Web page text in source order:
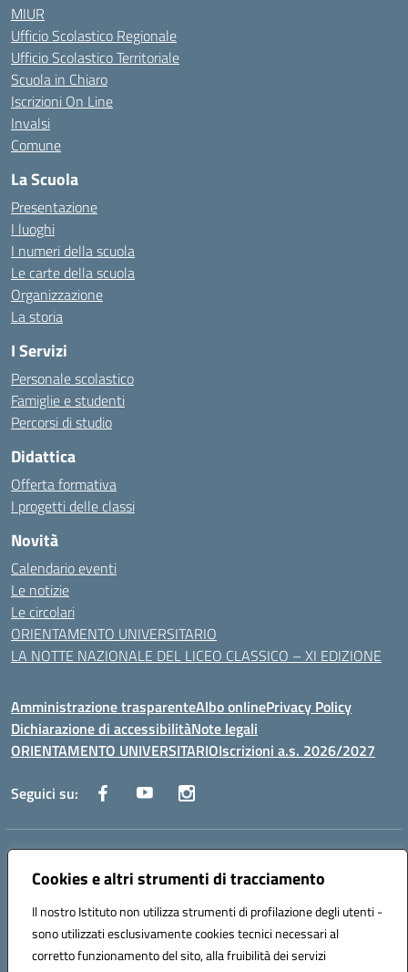
Cookies e altri strumenti di tracciamento
Il nostro Istituto non utilizza strumenti di profilazione degli utenti -
sono utilizzati esclusivamente cookies tecnici necessari al
corretto funzionamento del sito, alla fruibilità dei servizi
MIUR
Ufficio Scolastico Regionale
Ufficio Scolastico Territoriale
Scuola in Chiaro
Iscrizioni On Line
Invalsi
Comune
La Scuola
Presentazione
I luoghi
I numeri della scuola
Le carte della scuola
Organizzazione
La storia
I Servizi
Personale scolastico
Famiglie e studenti
Percorsi di studio
Didattica
Offerta formativa
I progetti delle classi
Novità
Calendario eventi
Le notizie
Le circolari
ORIENTAMENTO UNIVERSITARIO
LA NOTTE NAZIONALE DEL LICEO CLASSICO – XI EDIZIONE
Amministrazione trasparenteAlbo onlinePrivacy Policy
Dichiarazione di accessibilitàNote legali
ORIENTAMENTO UNIVERSITARIOIscrizioni a.s. 2026/2027
Seguici su:
Indirizzo:
Centralino:0882 331218 Email:fgps210002@istruzione.it
Codice fiscale: 93071630714
Codice meccanografico:
FGPS210002
Codice unico di fatturazione (CUF): UF7W9K